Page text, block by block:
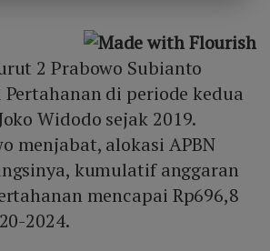
2 Prabowo Subianto
di periode kedua
Widodo sejak 2019.
menjabat, alokasi APBN
kumulatif anggaran
mencapai Rp696,8
2024.